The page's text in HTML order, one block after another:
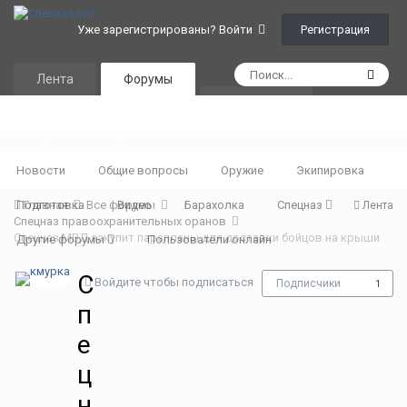
Уже зарегистрированы? Войти Регистрация
Лента Форумы
Новости Общие вопросы Оружие Экипировка
Подготовка Видео Барахолка Спецназ
Другие форумы Пользователи онлайн
Лента
Главная
Все форумы
Спецназ правоохранительных оранов
Спецназ МВД закупит парапланы для доставки бойцов на крыши
Войдите чтобы подписаться Подписчики 1
С
п
е
ц